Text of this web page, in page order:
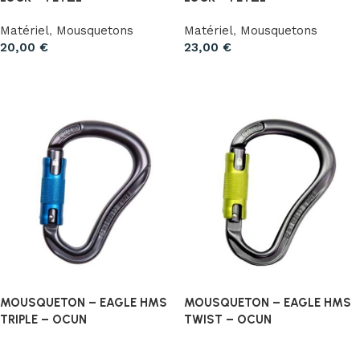
Matériel, Mousquetons
20,00 €
Matériel, Mousquetons
23,00 €
MOUSQUETON – EAGLE HMS
TRIPLE – OCUN
MOUSQUETON – EAGLE HMS
TWIST – OCUN